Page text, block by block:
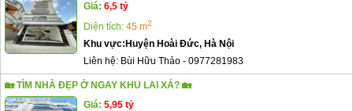
Giá: 6,5 tỷ
Diện tích: 45 m2
Khu vực: Huyện Hoài Đức, Hà Nội
Liên hệ: Bùi Hữu Thảo - 0977281983
🏡 TÌM NHÀ ĐẸP Ở NGAY KHU LAI XÁ? 🏡
Giá: 5,95 tỷ